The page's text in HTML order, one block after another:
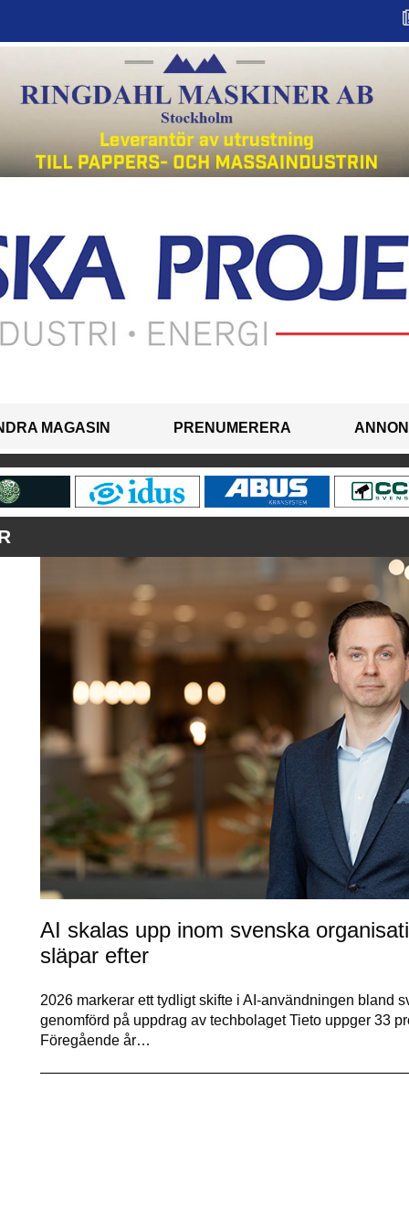
MAGASIN PRENUMERERA
AI skalas upp inom svenska
släpar efter
2026 markerar ett tydligt skifte i AI-användningen bland
genomförd på uppdrag av techbolaget Tieto uppger 33
Föregående år…